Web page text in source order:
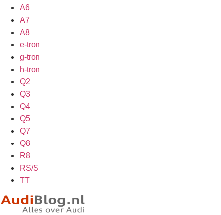
A6
A7
A8
e-tron
g-tron
h-tron
Q2
Q3
Q4
Q5
Q7
Q8
R8
RS/S
TT